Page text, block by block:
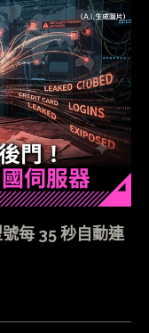
每 35 秒自動連